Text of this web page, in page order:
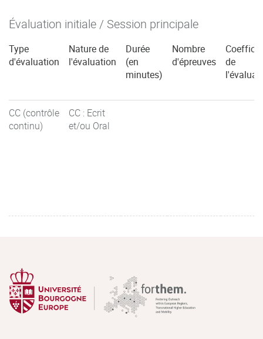
Évaluation initiale / Session principale
Type
d'évaluation
Nature de
l'évaluation
Durée
(en
minutes)
Nombre
d'épreuves
de
CC (contrôle
continu)
CC : Ecrit
et/ou Oral